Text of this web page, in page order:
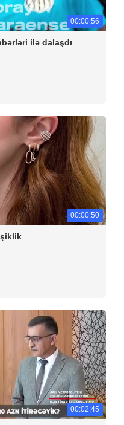
00:00:56
ilə dalaşdı
00:00:50
00:02:45